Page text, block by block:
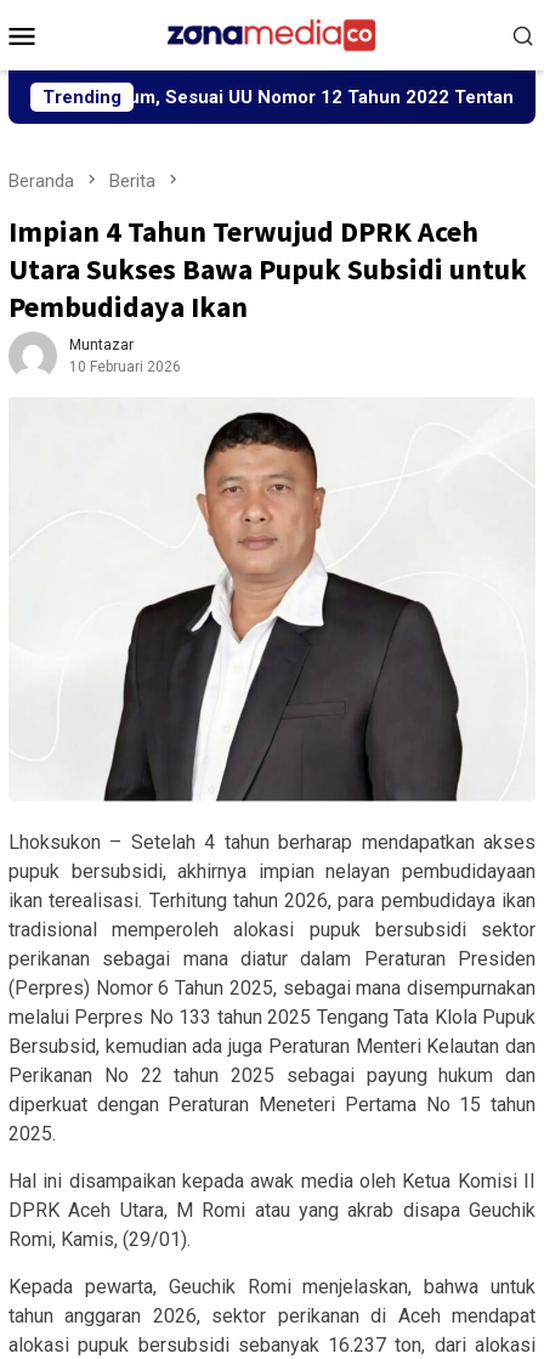
ke
Mobile
Trending
Sesuai UU Nomor 12 Tahun 2022 Tentang TPKS
Beranda Berita
Impian 4 Tahun Terwujud DPRK Aceh
Utara Sukses Bawa Pupuk Subsidi untuk
Pembudidaya Ikan
Muntazar
10 Februari 2026
Lhoksukon – Setelah 4 tahun berharap mendapatkan akses
pupuk bersubsidi, akhirnya impian nelayan pembudidayaan
ikan terealisasi. Terhitung tahun 2026, para pembudidaya ikan
tradisional memperoleh alokasi pupuk bersubsidi sektor
perikanan sebagai mana diatur dalam Peraturan Presiden
(Perpres) Nomor 6 Tahun 2025, sebagai mana disempurnakan
melalui Perpres No 133 tahun 2025 Tengang Tata Klola Pupuk
Bersubsid, kemudian ada juga Peraturan Menteri Kelautan dan
Perikanan No 22 tahun 2025 sebagai payung hukum dan
diperkuat dengan Peraturan Meneteri Pertama No 15 tahun
2025.
Hal ini disampaikan kepada awak media oleh Ketua Komisi II
DPRK Aceh Utara, M Romi atau yang akrab disapa Geuchik
Romi, Kamis, (29/01).
Kepada pewarta, Geuchik Romi menjelaskan, bahwa untuk
tahun anggaran 2026, sektor perikanan di Aceh mendapat
alokasi pupuk bersubsidi sebanyak 16.237 ton, dari alokasi